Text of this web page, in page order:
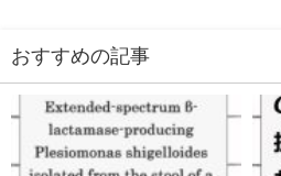
おすすめの記事